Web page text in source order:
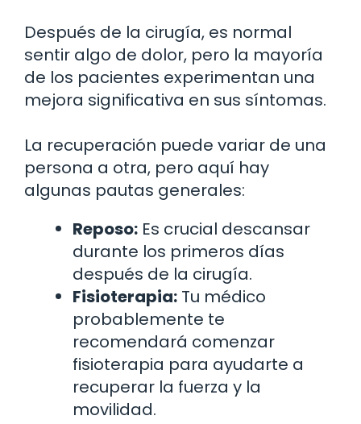
Después de la cirugía, es normal
sentir algo de dolor, pero la mayoría
de los pacientes experimentan una
mejora significativa en sus síntomas.
La recuperación puede variar de una
persona a otra, pero aquí hay
algunas pautas generales:
Reposo: Es crucial descansar
durante los primeros días
después de la cirugía.
Fisioterapia: Tu médico
probablemente te
recomendará comenzar
fisioterapia para ayudarte a
recuperar la fuerza y la
movilidad.